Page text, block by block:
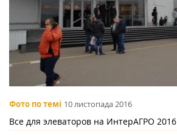
Фото по темі 10 листопада 2016
Все для элеваторов на ИнтерАГРО 2016